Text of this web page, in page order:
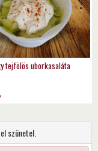
tejfölös uborkasaláta
szünetel.